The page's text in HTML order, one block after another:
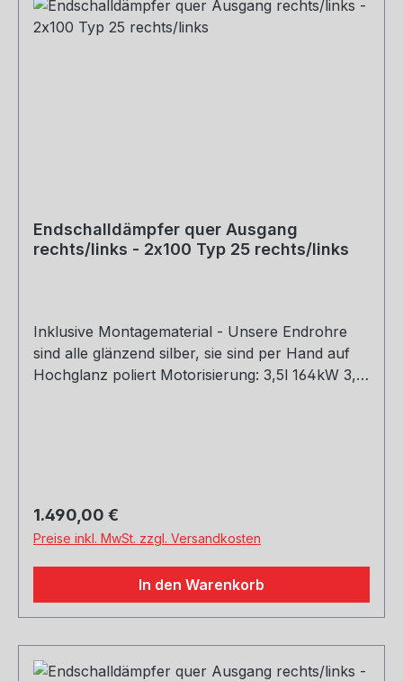
Endschalldämpfer quer Ausgang
rechts/links - 2x100 Typ 25 rechts/links
Inklusive Montagematerial - Unsere Endrohre
sind alle glänzend silber, sie sind per Hand auf
Hochglanz poliert Motorisierung: 3,5l 164kW 3,7l
Regulärer Preis:
1.490,00 €
Preise inkl. MwSt. zzgl. Versandkosten
In den Warenkorb